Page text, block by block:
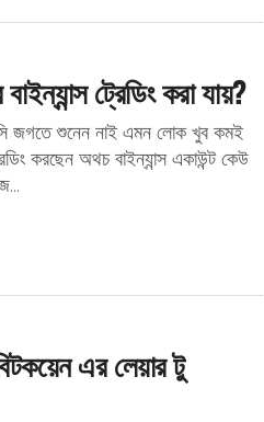
ট্রেডিং করা যায়?
জগতে শুনেন নাই এমন লোক খুব কমই
করছেন অথচ বাইন্যান্স একাউন্ট কেউ
এর লেয়ার টু